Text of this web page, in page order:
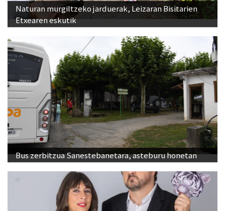
Naturan murgiltzeko jarduerak, Leizaran Bisitarien
Etxearen eskutik
Bus zerbitzua Sanestebanetara, asteburu honetan